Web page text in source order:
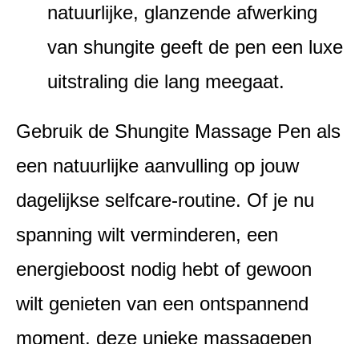
natuurlijke, glanzende afwerking
van shungite geeft de pen een luxe
uitstraling die lang meegaat.
Gebruik de Shungite Massage Pen als
een natuurlijke aanvulling op jouw
dagelijkse selfcare-routine. Of je nu
spanning wilt verminderen, een
energieboost nodig hebt of gewoon
wilt genieten van een ontspannend
moment, deze unieke massagepen